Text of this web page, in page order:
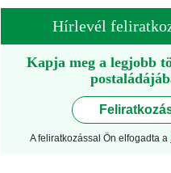
Hírlevél
Kapja meg a legjobb
A feliratkozással Ön elfogadta a